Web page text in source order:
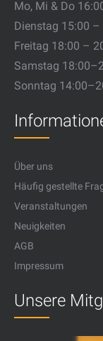
Mo, Mi & Do
Dienstag 15:00 –
Freitag 18:00 –
Samstag
Sonntag
Über uns
Häufig gestellte
Veranstaltungen
Neuigkeiten
AGB
Impressum
Unsere